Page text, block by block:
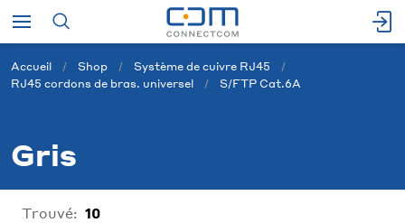
Accueil Shop
Système de cuivre RJ45
RJ45 cordons de bras. universel
S/FTP Cat.6A
Gris
Trouvé: 10